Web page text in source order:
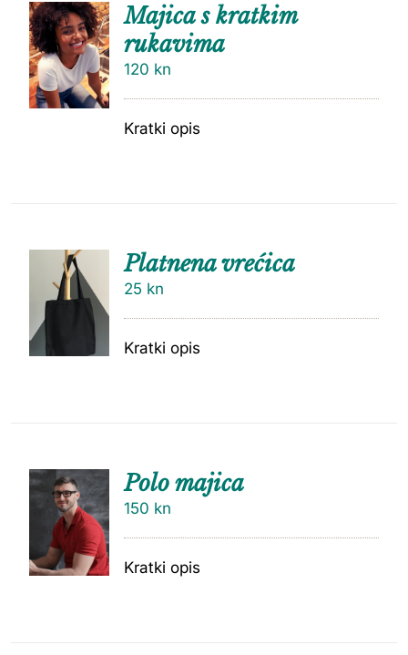
DODAJ
U
CU
Majica s kratkim
rukavima
120 kn
Kratki opis
DODAJ
Platnena vrećica
25 kn
Kratki opis
DODAJ
U
KOŠARI
Polo majica
150 kn
Kratki opis